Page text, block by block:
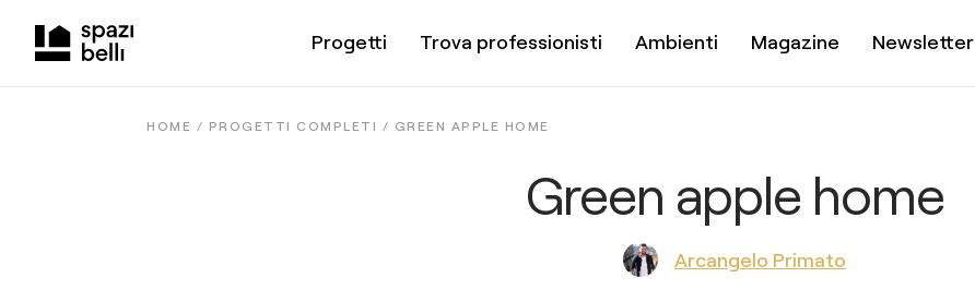
Progetti Trova professionisti Ambienti Magazine Newsletter
HOME / PROGETTI COMPLETI / GREEN APPLE HOME
Green apple home
Arcangelo Primato